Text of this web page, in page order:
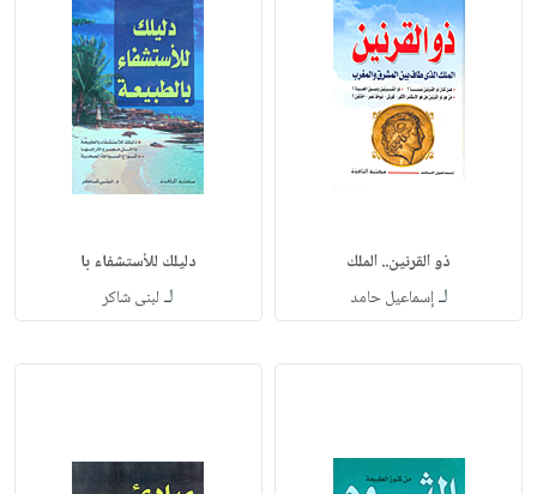
ذو القرنين.. الملك
لـإسماعيل حامد
دليلك للأستشفاء با
لـ لبنى شاكر